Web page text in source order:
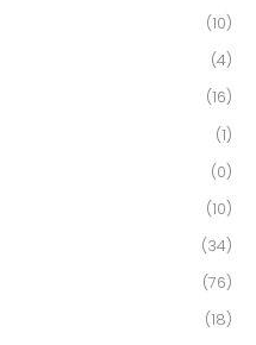
(10)
(4)
(16)
(1)
(0)
(10)
(34)
(76)
(18)